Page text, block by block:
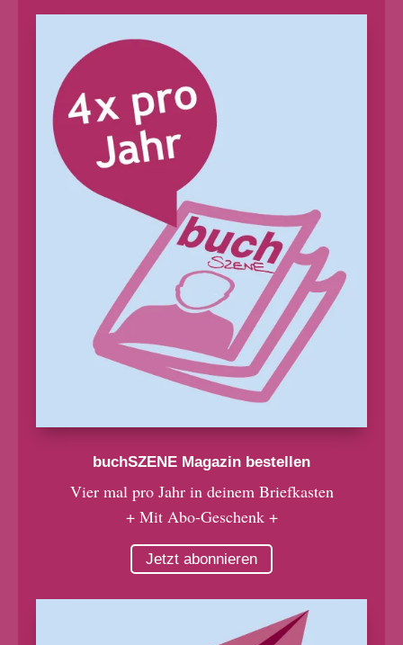
buchSZENE Magazin bestellen
Vier mal pro Jahr in deinem Briefkasten
+ Mit Abo-Geschenk +
Jetzt abonnieren